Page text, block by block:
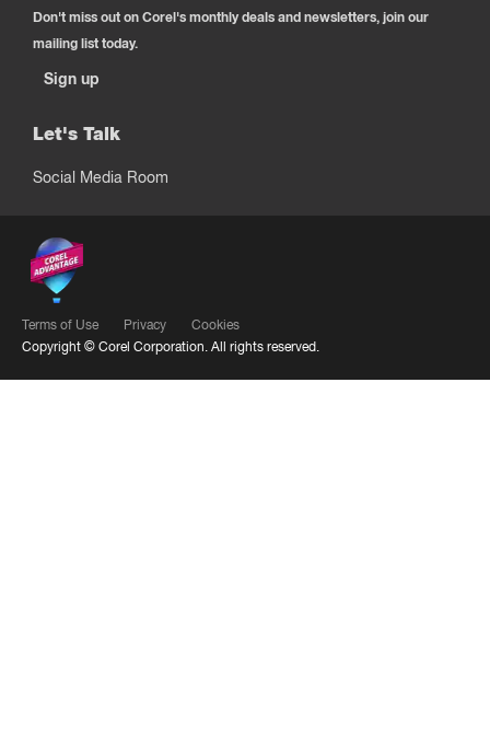
Don't miss out on Corel's monthly deals and newsletters, join our
mailing list today.
Sign up
Let's Talk
Social Media Room
Terms of Use Privacy
Cookies
Copyright © Corel Corporation. All rights reserved.